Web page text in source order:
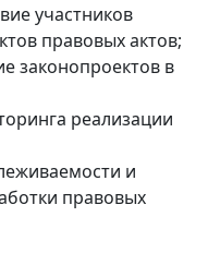
участников
правовых актов;
законопроектов в
реализации
и
правовых